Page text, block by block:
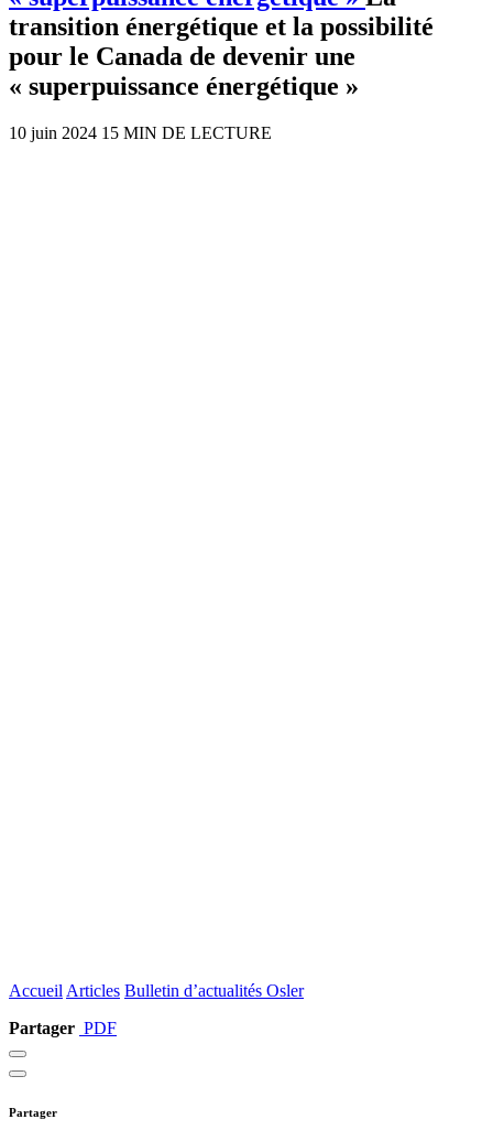
transition énergétique et la possibilité
pour le Canada de devenir une
« superpuissance énergétique »
10 juin 2024 15 MIN DE LECTURE
Accueil Articles Bulletin d’actualités Osler
Partager PDF
Partager